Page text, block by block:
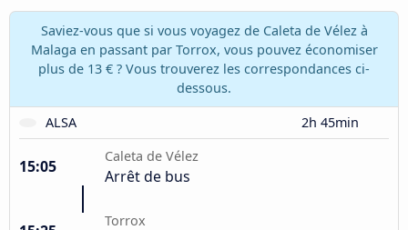
Saviez-vous que si vous voyagez de Caleta de Vélez à
Malaga en passant par Torrox, vous pouvez économiser
plus de 13 € ? Vous trouverez les correspondances ci-
dessous.
ALSA
2h 45min
15:05
Caleta de Vélez
Arrêt de bus
Torrox